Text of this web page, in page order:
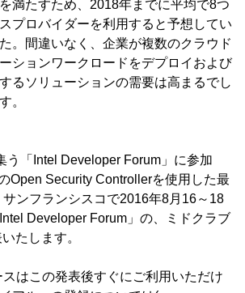
満たすため、2018年までに平均で8つ
プロバイダーを利用すると予想してい
。間違いなく、企業が複数のクラウド
ションワークロードをデプロイおよび
るソリューションの需要は高まるでし
。
う「Intel Developer Forum」に参加
Open Security Controllerを使用した最
ンフランシスコで2016年8月16～18
Developer Forum」の、ミドクラブ
たします。
はこの発表後すぐにご利用いただけ